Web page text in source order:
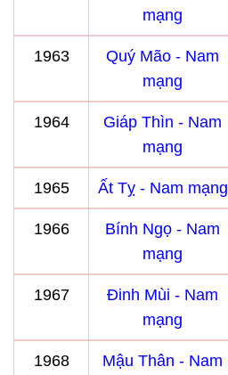
mạng
1963
Quý Mão - Nam
mạng
1964
Giáp Thìn - Nam
mạng
1965 Ất Tỵ - Nam mạng
1966
Bính Ngọ - Nam
mạng
1967
Đinh Mùi - Nam
mạng
1968
Mậu Thân - Nam